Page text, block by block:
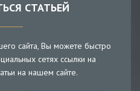
СТАТЬЕЙ
сайта, Вы можете быстро
сетях ссылки на
на нашем сайте.